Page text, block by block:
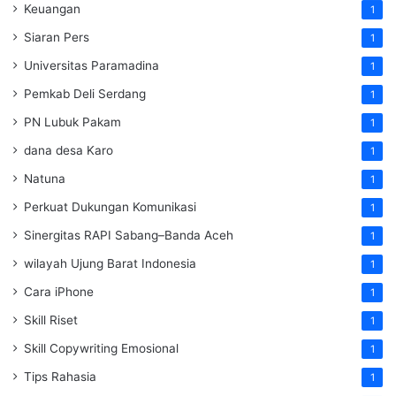
Keuangan 1
Siaran Pers 1
Universitas Paramadina 1
Pemkab Deli Serdang 1
PN Lubuk Pakam 1
dana desa Karo 1
Natuna 1
Perkuat Dukungan Komunikasi 1
Sinergitas RAPI Sabang–Banda Aceh 1
wilayah Ujung Barat Indonesia 1
Cara iPhone 1
Skill Riset 1
Skill Copywriting Emosional 1
Tips Rahasia 1